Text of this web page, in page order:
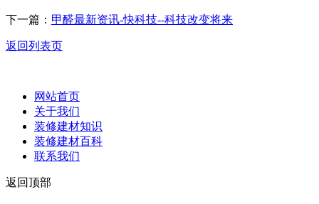
下一篇： 甲醛最新资讯-快科技--科技改变将来
返回列表页
网站首页
关于我们
装修建材知识
装修建材百科
联系我们
返回顶部